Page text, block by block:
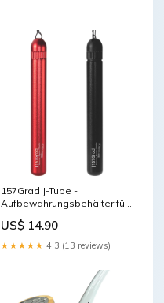
157Grad J-Tube -
Aufbewahrungsbehälter für
Color:Black
US$ 14.90
★★★★★ 4.3 (13 reviews)